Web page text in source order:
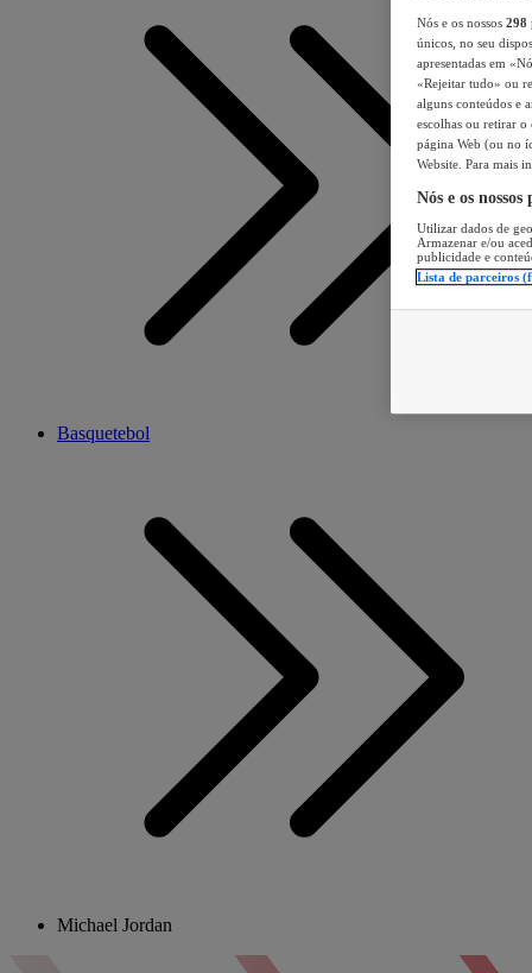
Basquetebol
Michael Jordan
Nós e os nossos 298
únicos, no seu
apresentadas em
«Rejeitar tudo» ou
alguns conteúdos e
escolhas ou retirar
página Web (ou no
Website. Para mais
Nós e os
Utilizar dados de
Armazenar e/ou
publicidade e
Lista de parceiros